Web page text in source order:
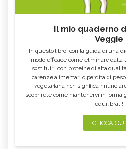
Il mio quaderno
Veggie
In questo libro, con la guida di una
modo efficace come eliminare dalla
sostituirli con proteine di alta
carenze alimentari o perdita di
vegetariana non significa
scoprirete come mantenervi in forma
equilibrati!
CLICCA QUI